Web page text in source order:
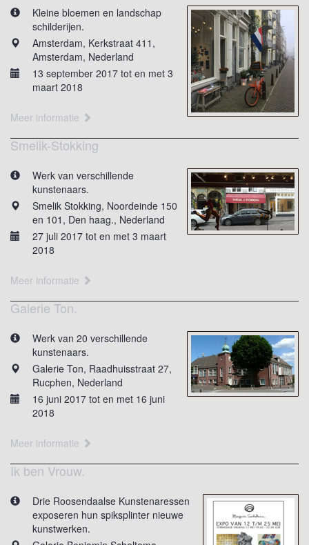
Kleine bloemen en landschap
schilderijen.
Amsterdam, Kerkstraat 411,
Amsterdam, Nederland
13 september 2017 tot en met 3
maart 2018
Meer informatie
Smelik-Stokking
Werk van verschillende
kunstenaars.
Smelik Stokking, Noordeinde 150
en 101, Den haag., Nederland
27 juli 2017 tot en met 3 maart
2018
Meer informatie
Galerie Ton.
Werk van 20 verschillende
kunstenaars.
Galerie Ton, Raadhuisstraat 27,
Rucphen, Nederland
16 juni 2017 tot en met 16 juni
2018
Meer informatie
Ik ben Vrouw.
Drie Roosendaalse Kunstenaressen
exposeren hun spiksplinter nieuwe
kunstwerken.